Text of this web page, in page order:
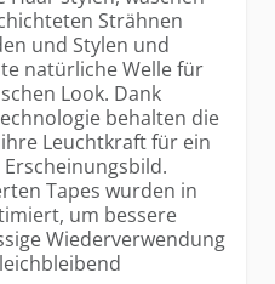
Strähnen
und Stylen und
natürliche Welle für
Look. Dank
behalten die
Leuchtkraft für ein
Tapes wurden in
um bessere
Wiederverwendung